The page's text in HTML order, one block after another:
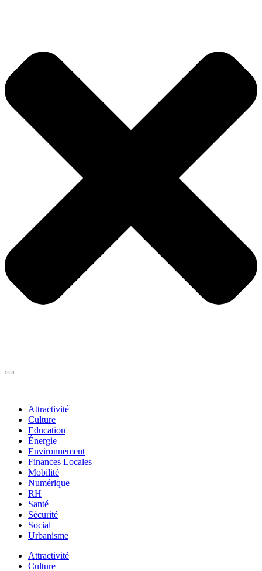
Attractivité
Culture
Education
Énergie
Environnement
Finances Locales
Mobilité
Numérique
RH
Santé
Sécurité
Social
Urbanisme
Attractivité
Culture